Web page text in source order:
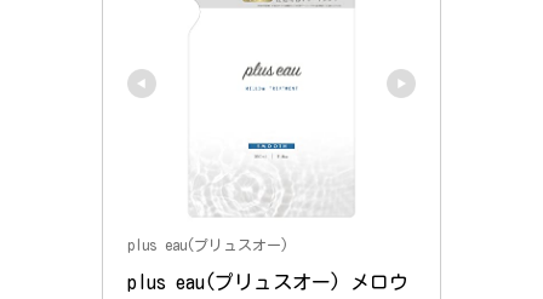
plus eau(プリュスオー)
plus eau(プリュスオー) メロウ